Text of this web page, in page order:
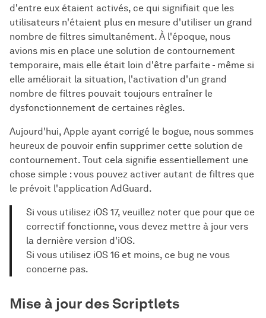
d'entre eux étaient activés, ce qui signifiait que les
utilisateurs n'étaient plus en mesure d'utiliser un grand
nombre de filtres simultanément. À l'époque, nous
avions mis en place une solution de contournement
temporaire, mais elle était loin d'être parfaite - même si
elle améliorait la situation, l'activation d'un grand
nombre de filtres pouvait toujours entraîner le
dysfonctionnement de certaines règles.
Aujourd'hui, Apple ayant corrigé le bogue, nous sommes
heureux de pouvoir enfin supprimer cette solution de
contournement. Tout cela signifie essentiellement une
chose simple : vous pouvez activer autant de filtres que
le prévoit l'application AdGuard.
Si vous utilisez iOS 17, veuillez noter que pour que ce
correctif fonctionne, vous devez mettre à jour vers
la dernière version d'iOS.
Si vous utilisez iOS 16 et moins, ce bug ne vous
concerne pas.
Mise à jour des Scriptlets